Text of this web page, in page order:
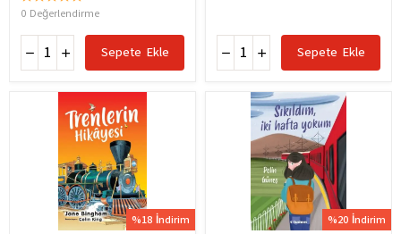
0 Değerlendirme
Sepete Ekle Sepete Ekle
%18 İndirim %20 İndirim